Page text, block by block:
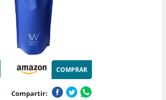
COMPRAR
Compartir: